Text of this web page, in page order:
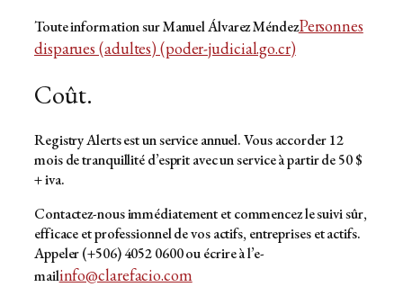
Toute information sur Manuel Álvarez MéndezPersonnes
disparues (adultes) (poder-judicial.go.cr)
Coût.
Registry Alerts est un service annuel. Vous accorder 12
mois de tranquillité d’esprit avec un service à partir de 50 $
+ iva.
Contactez-nous immédiatement et commencez le suivi sûr,
efficace et professionnel de vos actifs, entreprises et actifs.
Appeler (+506) 4052 0600 ou écrire à l’e-
mailinfo@clarefacio.com